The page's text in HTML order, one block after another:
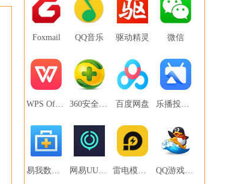
Foxmail QQ音乐 驱动精灵 微信
WPS Office 360安全卫士 百度网盘 乐播投屏PC版
易我数据恢复 网易UU网游加速器 雷电模拟器 QQ游戏大厅